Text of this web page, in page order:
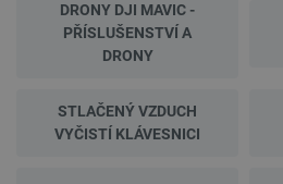
DRONY DJI MAVIC -
PŘÍSLUŠENSTVÍ A
DRONY
STLAČENÝ VZDUCH
VYČISTÍ KLÁVESNICI